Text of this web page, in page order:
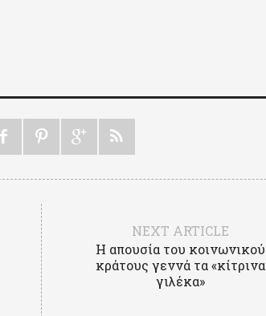
NEXT ARTICLE
Η απουσία του κοινωνικού
κράτους γεννά τα «κίτρινα
γιλέκα»